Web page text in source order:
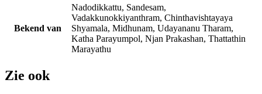
Bekend van
Nadodikkattu, Sandesam,
Vadakkunokkiyanthram, Chinthavishtayaya
Shyamala, Midhunam, Udayananu Tharam,
Katha Parayumpol, Njan Prakashan, Thattathin
Marayathu
Zie ook